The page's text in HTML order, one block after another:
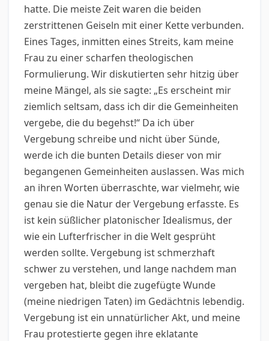
hatte. Die meiste Zeit waren die beiden
zerstrittenen Geiseln mit einer Kette verbunden.
Eines Tages, inmitten eines Streits, kam meine
Frau zu einer scharfen theologischen
Formulierung. Wir diskutierten sehr hitzig über
meine Mängel, als sie sagte: „Es erscheint mir
ziemlich seltsam, dass ich dir die Gemeinheiten
vergebe, die du begehst!“ Da ich über
Vergebung schreibe und nicht über Sünde,
werde ich die bunten Details dieser von mir
begangenen Gemeinheiten auslassen. Was mich
an ihren Worten überraschte, war vielmehr, wie
genau sie die Natur der Vergebung erfasste. Es
ist kein süßlicher platonischer Idealismus, der
wie ein Lufterfrischer in die Welt gesprüht
werden sollte. Vergebung ist schmerzhaft
schwer zu verstehen, und lange nachdem man
vergeben hat, bleibt die zugefügte Wunde
(meine niedrigen Taten) im Gedächtnis lebendig.
Vergebung ist ein unnatürlicher Akt, und meine
Frau protestierte gegen ihre eklatante